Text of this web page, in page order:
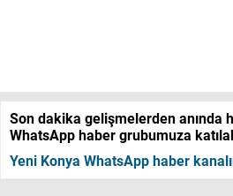
Son dakika gelişmelerden anında
WhatsApp haber grubumuza
Yeni Konya WhatsApp haber